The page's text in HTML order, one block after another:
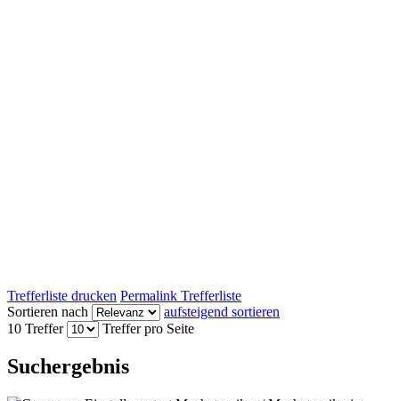
Trefferliste drucken Permalink Trefferliste
Sortieren nach
aufsteigend sortieren
10 Treffer
Treffer pro Seite
Suchergebnis